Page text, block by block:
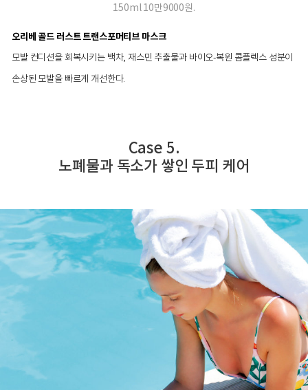
150ml 10만9000원.
오리베 골드 러스트 트랜스포머티브 마스크
모발 컨디션을 회복시키는 백차, 재스민 추출물과 바이오-복원 콤플렉스 성분이
손상된 모발을 빠르게 개선한다.
Case 5.
노폐물과 독소가 쌓인 두피 케어